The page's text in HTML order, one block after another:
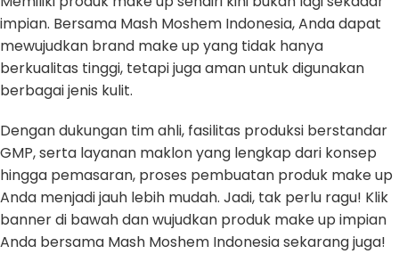
impian. Bersama Mash Moshem Indonesia, Anda dapat
mewujudkan brand make up yang tidak hanya
berkualitas tinggi, tetapi juga aman untuk digunakan
berbagai jenis kulit.
Dengan dukungan tim ahli, fasilitas produksi berstandar
GMP, serta layanan maklon yang lengkap dari konsep
hingga pemasaran, proses pembuatan produk make up
Anda menjadi jauh lebih mudah. Jadi, tak perlu ragu! Klik
banner di bawah dan wujudkan produk make up impian
Anda bersama Mash Moshem Indonesia sekarang juga!